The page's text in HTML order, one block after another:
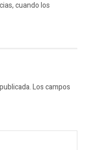
cuando los
Los campos